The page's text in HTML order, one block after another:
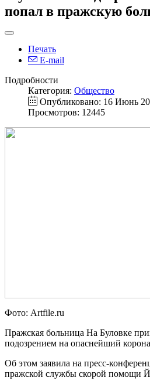
попал в пражскую
Печать
E-mail
Подробности
Категория: Общество
Опубликовано: 16 Июнь
Просмотров: 12445
Фото: Artfile.ru
Пражская больница На Буловке
подозрением на опаснейший
Об этом заявила на пресс-
пражской службы скорой помощи